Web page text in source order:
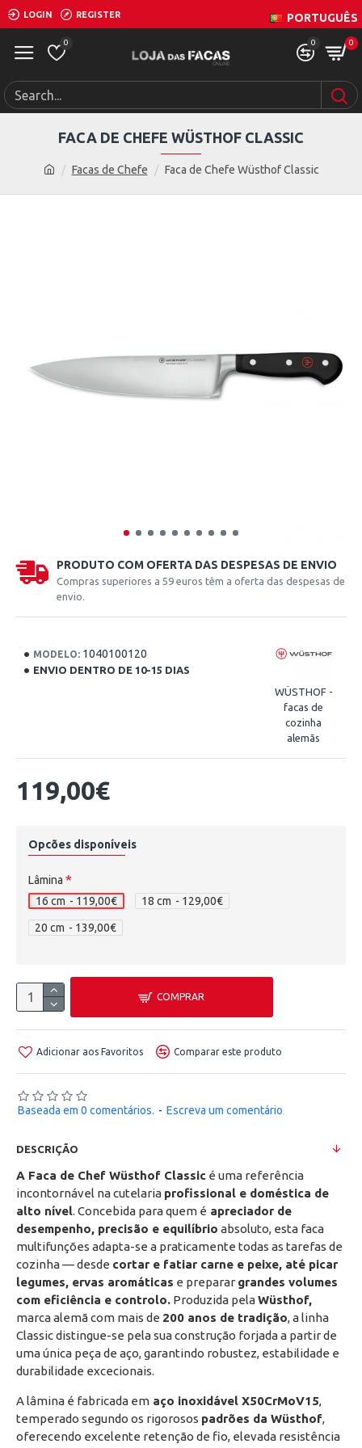
LOGIN REGISTER PORTUGUÊS
0 0 0
Facas de Chefe Faca de Chefe Wüsthof Classic
FACA DE CHEFE WÜSTHOF CLASSIC
PRODUTO COM OFERTA DAS DESPESAS DE ENVIO
Compras superiores a 59 euros têm a oferta das despesas de
envio.
MODELO: 1040100120
ENVIO DENTRO DE 10-15 DIAS
WÜSTHOF -
facas de
cozinha
alemãs
Baseada em 0 comentários. - Escreva um comentário
119,00€
Opcões disponíveis
Lâmina
16 cm - 119,00€ 18 cm - 129,00€
20 cm - 139,00€
COMPRAR
Adicionar aos Favoritos Comparar este produto
DESCRIÇÃO
A Faca de Chef Wüsthof Classic é uma referência
incontornável na cutelaria profissional e doméstica de
alto nível. Concebida para quem é apreciador de
desempenho, precisão e equilíbrio absoluto, esta faca
multifunções adapta-se a praticamente todas as tarefas de
cozinha — desde cortar e fatiar carne e peixe, até picar
legumes, ervas aromáticas e preparar grandes volumes
com eficiência e controlo. Produzida pelaWüsthof,
marca alemã com mais de 200 anos de tradição, a linha
Classic distingue-se pela sua construção forjada a partir de
uma única peça de aço, garantindo robustez, estabilidade e
durabilidade excecionais.
A lâmina é fabricada em aço inoxidável X50CrMoV15,
temperado segundo os rigorosos padrões da Wüsthof,
oferecendo excelente retenção de fio, elevada resistência